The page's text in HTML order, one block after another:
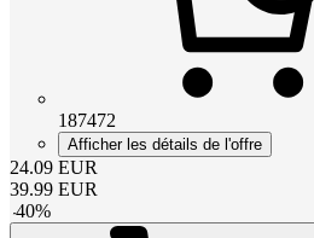
187472
Afficher les détails de l'offre
24.09 EUR
39.99 EUR
-40%